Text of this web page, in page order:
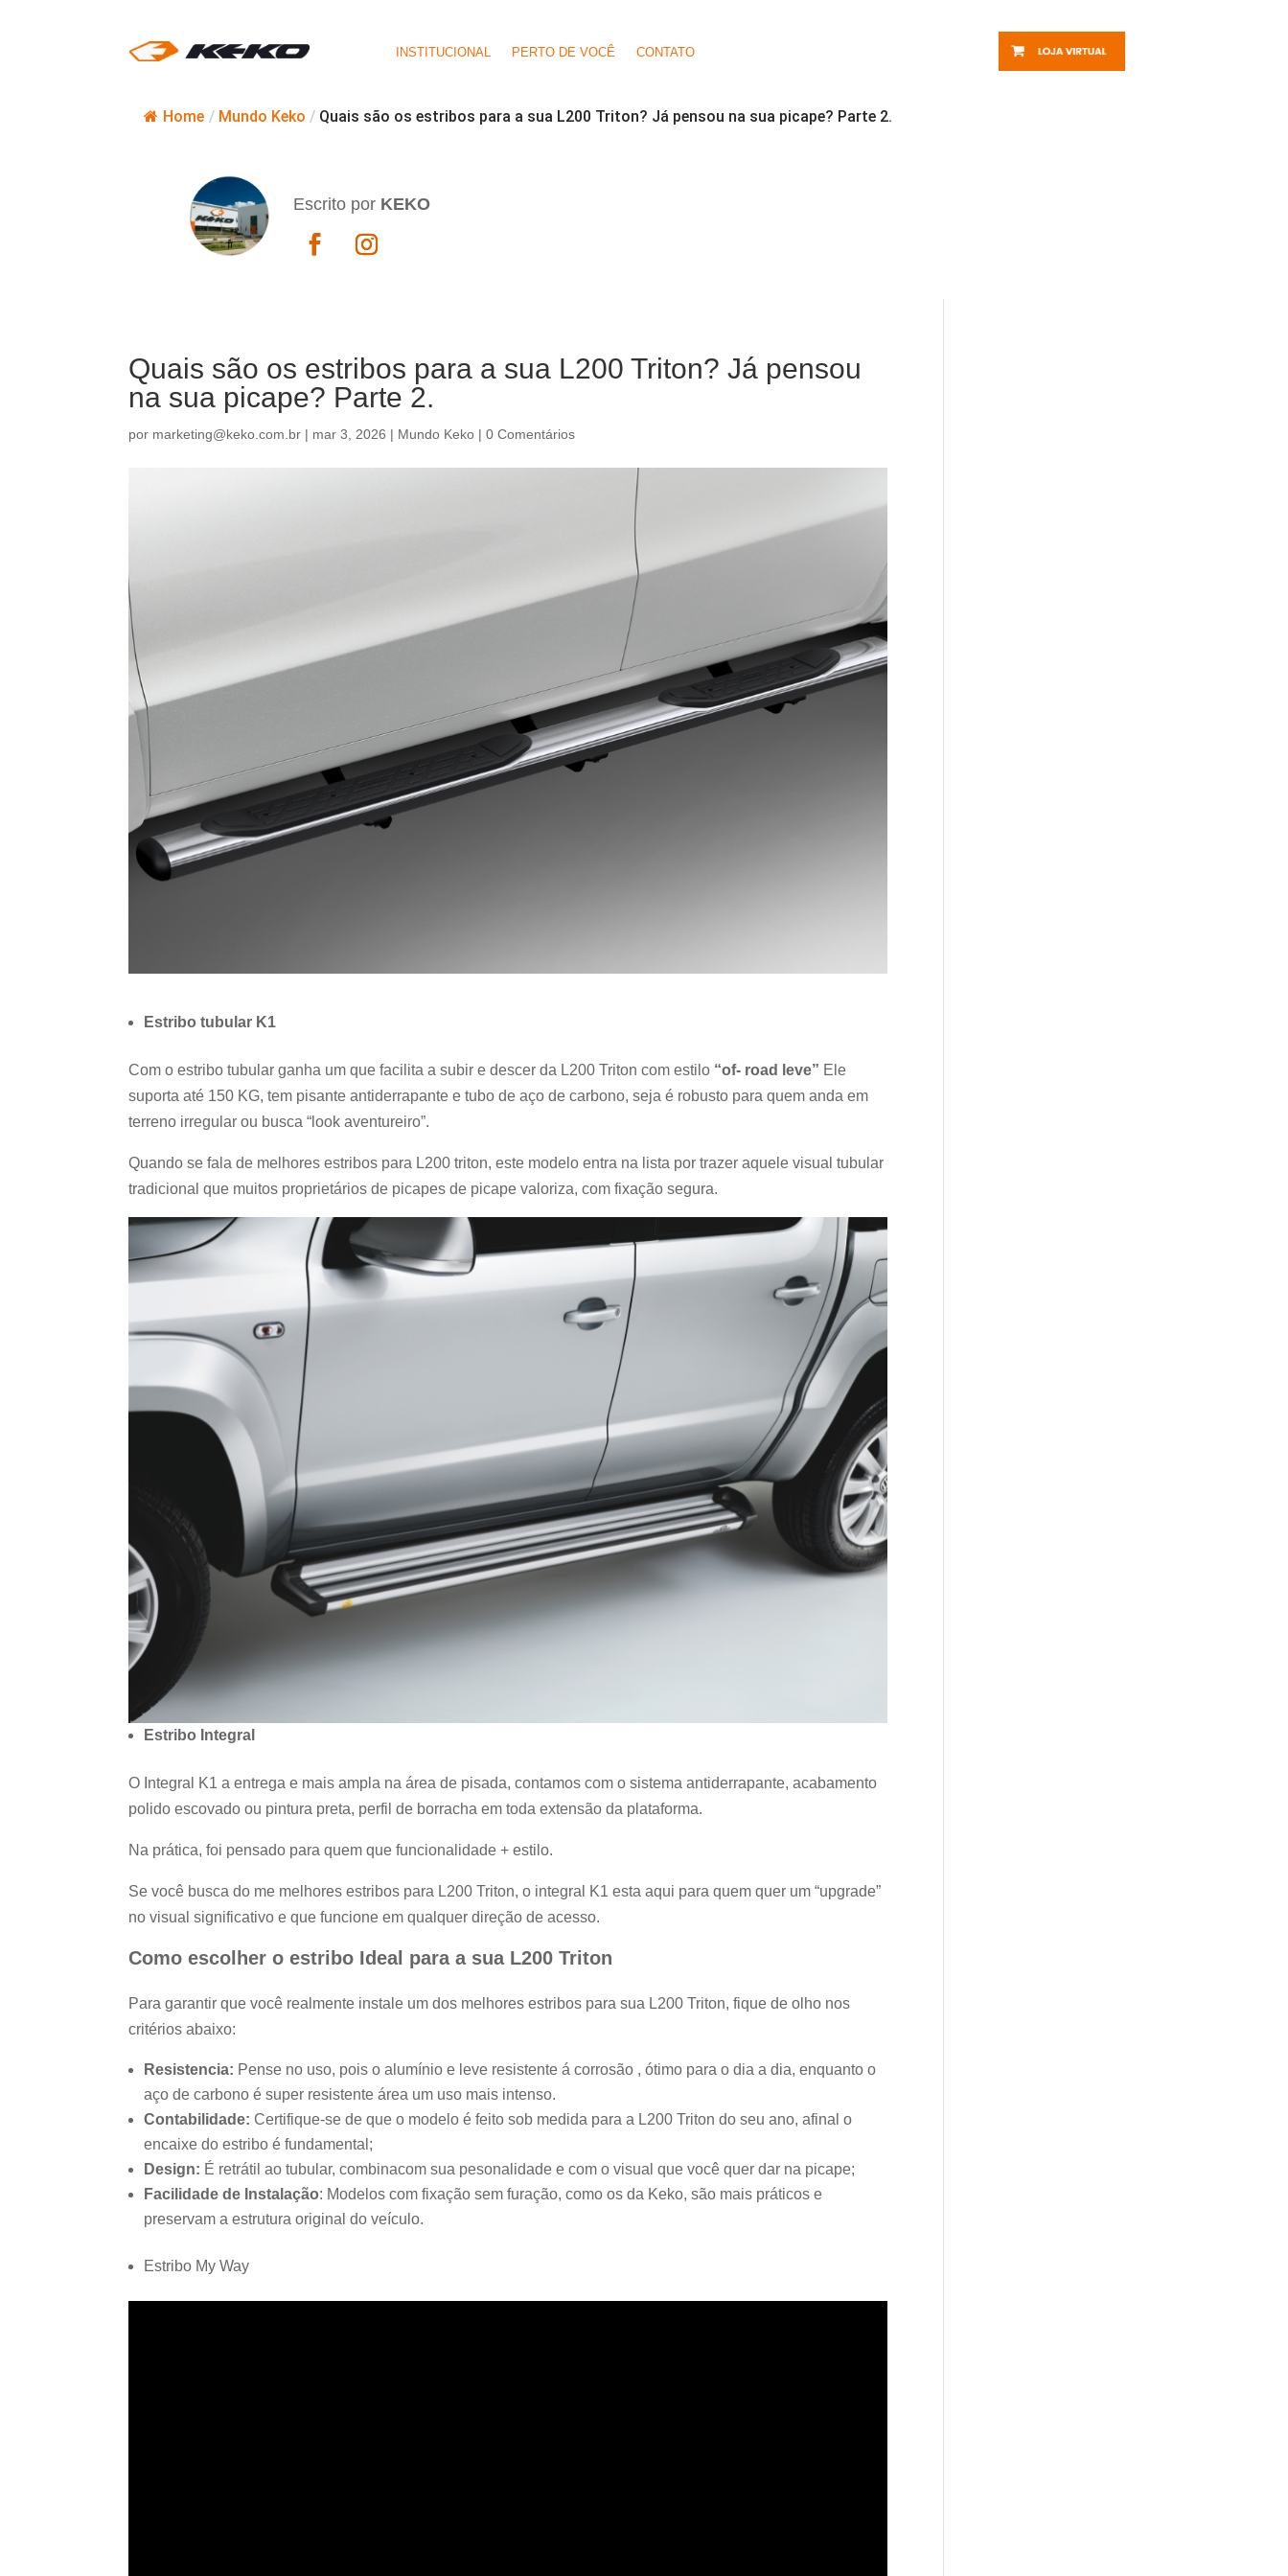
INSTITUCIONAL PERTO DE VOCÊ CONTATO
Home / Mundo Keko / Quais são os estribos para a sua L200 Triton? Já pensou na sua picape? Parte 2.
Escrito por KEKO
Quais são os estribos para a sua L200 Triton? Já pensou
na sua picape? Parte 2.
por marketing@keko.com.br | mar 3, 2026 | Mundo Keko |0 Comentários
Estribo tubular K1
Com o estribo tubular ganha um que facilita a subir e descer da L200 Triton com estilo “of- road leve” Ele
suporta até 150 KG, tem pisante antiderrapante e tubo de aço de carbono, seja é robusto para quem anda em
terreno irregular ou busca “look aventureiro”.
Quando se fala de melhores estribos para L200 triton, este modelo entra na lista por trazer aquele visual tubular
tradicional que muitos proprietários de picapes de picape valoriza, com fixação segura.
Estribo Integral
O Integral K1 a entrega e mais ampla na área de pisada, contamos com o sistema antiderrapante, acabamento
polido escovado ou pintura preta, perfil de borracha em toda extensão da plataforma.
Na prática, foi pensado para quem que funcionalidade + estilo.
Se você busca do me melhores estribos para L200 Triton, o integral K1 esta aqui para quem quer um “upgrade”
no visual significativo e que funcione em qualquer direção de acesso.
Como escolher o estribo Ideal para a sua L200 Triton
Para garantir que você realmente instale um dos melhores estribos para sua L200 Triton, fique de olho nos
critérios abaixo:
Resistencia: Pense no uso, pois o alumínio e leve resistente á corrosão , ótimo para o dia a dia, enquanto o
aço de carbono é super resistente área um uso mais intenso.
Contabilidade: Certifique-se de que o modelo é feito sob medida para a L200 Triton do seu ano, afinal o
encaixe do estribo é fundamental;
Design: É retrátil ao tubular, combinacom sua pesonalidade e com o visual que você quer dar na picape;
Facilidade de Instalação: Modelos com fixação sem furação, como os da Keko, são mais práticos e
preservam a estrutura original do veículo.
Estribo My Way